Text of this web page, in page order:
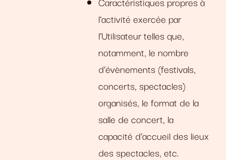
l’activité exercée par
l’Utilisateur telles que,
notamment, le nombre
d’évènements (festivals,
concerts, spectacles)
organisés, le format de la
salle de concert, la
capacité d’accueil des lieux
des spectacles, etc.